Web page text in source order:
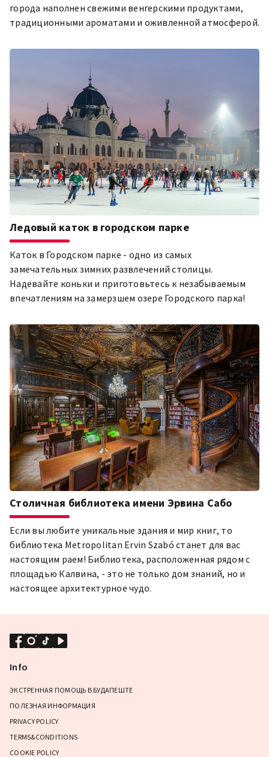
города наполнен свежими венгерскими продуктами,
традиционными ароматами и оживленной атмосферой.
Ледовый каток в городском парке
Каток в Городском парке - одно из самых
замечательных зимних развлечений столицы.
Надевайте коньки и приготовьтесь к незабываемым
впечатлениям на замерзшем озере Городского парка!
Столичная библиотека имени Эрвина Сабо
Если вы любите уникальные здания и мир книг, то
библиотека Metropolitan Ervin Szabó станет для вас
настоящим раем! Библиотека, расположенная рядом с
площадью Калвина, - это не только дом знаний, но и
настоящее архитектурное чудо.
Info
ЭКСТРЕННАЯ ПОМОЩЬ В БУДАПЕШТЕ
ПОЛЕЗНАЯ ИНФОРМАЦИЯ
PRIVACY POLICY
TERMS&CONDITIONS
COOKIE POLICY